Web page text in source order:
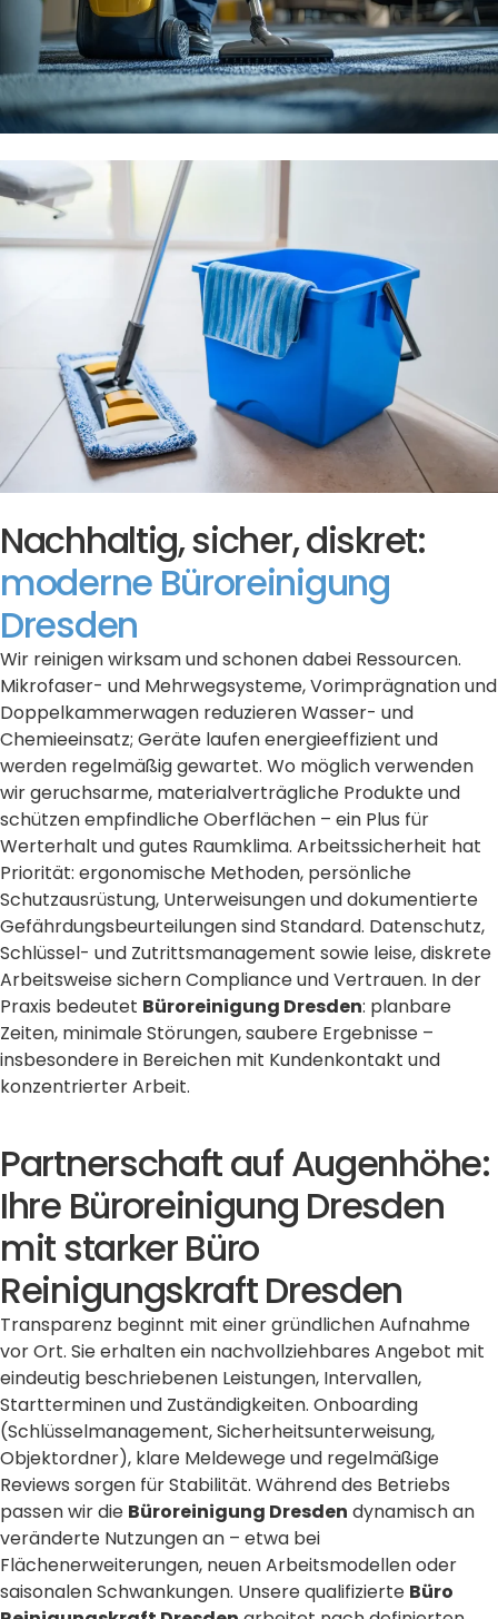
Nachhaltig, sicher, diskret:
moderne Büroreinigung
Dresden
Wir reinigen wirksam und schonen dabei Ressourcen.
Mikrofaser- und Mehrwegsysteme, Vorimprägnation und
Doppelkammerwagen reduzieren Wasser- und
Chemieeinsatz; Geräte laufen energieeffizient und
werden regelmäßig gewartet. Wo möglich verwenden
wir geruchsarme, materialverträgliche Produkte und
schützen empfindliche Oberflächen – ein Plus für
Werterhalt und gutes Raumklima. Arbeitssicherheit hat
Priorität: ergonomische Methoden, persönliche
Schutzausrüstung, Unterweisungen und dokumentierte
Gefährdungsbeurteilungen sind Standard. Datenschutz,
Schlüssel- und Zutrittsmanagement sowie leise, diskrete
Arbeitsweise sichern Compliance und Vertrauen. In der
Praxis bedeutet Büroreinigung Dresden: planbare
Zeiten, minimale Störungen, saubere Ergebnisse –
insbesondere in Bereichen mit Kundenkontakt und
konzentrierter Arbeit.
Partnerschaft auf Augenhöhe:
Ihre Büroreinigung Dresden
mit starker Büro
Reinigungskraft Dresden
Transparenz beginnt mit einer gründlichen Aufnahme
vor Ort. Sie erhalten ein nachvollziehbares Angebot mit
eindeutig beschriebenen Leistungen, Intervallen,
Startterminen und Zuständigkeiten. Onboarding
(Schlüsselmanagement, Sicherheitsunterweisung,
Objektordner), klare Meldewege und regelmäßige
Reviews sorgen für Stabilität. Während des Betriebs
passen wir die Büroreinigung Dresden dynamisch an
veränderte Nutzungen an – etwa bei
Flächenerweiterungen, neuen Arbeitsmodellen oder
saisonalen Schwankungen. Unsere qualifizierte Büro